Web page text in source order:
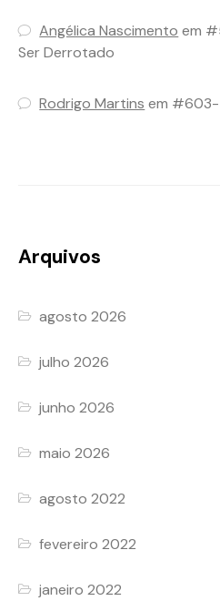
Angélica Nascimento em
Ser Derrotado
Rodrigo Martins em #603-
Arquivos
agosto 2026
julho 2026
junho 2026
maio 2026
agosto 2022
fevereiro 2022
janeiro 2022